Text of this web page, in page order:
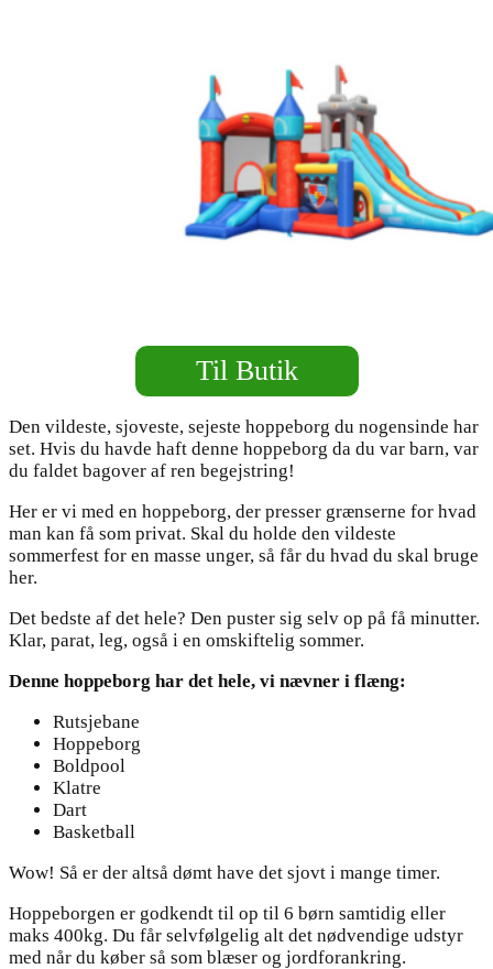
Til Butik
Den vildeste, sjoveste, sejeste hoppeborg du nogensinde har
set. Hvis du havde haft denne hoppeborg da du var barn, var
du faldet bagover af ren begejstring!
Her er vi med en hoppeborg, der presser grænserne for hvad
man kan få som privat. Skal du holde den vildeste
sommerfest for en masse unger, så får du hvad du skal bruge
her.
Det bedste af det hele? Den puster sig selv op på få minutter.
Klar, parat, leg, også i en omskiftelig sommer.
Denne hoppeborg har det hele, vi nævner i flæng:
Rutsjebane
Hoppeborg
Boldpool
Klatre
Dart
Basketball
Wow! Så er der altså dømt have det sjovt i mange timer.
Hoppeborgen er godkendt til op til 6 børn samtidig eller
maks 400kg. Du får selvfølgelig alt det nødvendige udstyr
med når du køber så som blæser og jordforankring.